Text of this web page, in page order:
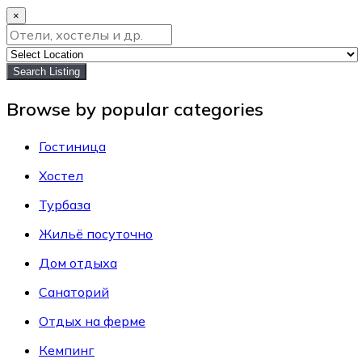
×
Search Listing
Browse by popular categories
Гостиница
Хостел
Турбаза
Жильё посуточно
Дом отдыха
Санаторий
Отдых на ферме
Кемпинг